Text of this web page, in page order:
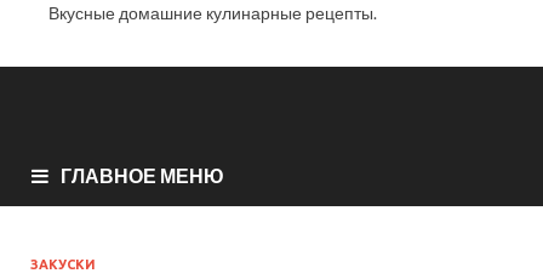
Вкусные домашние кулинарные рецепты.
ГЛАВНОЕ МЕНЮ
ЗАКУСКИ